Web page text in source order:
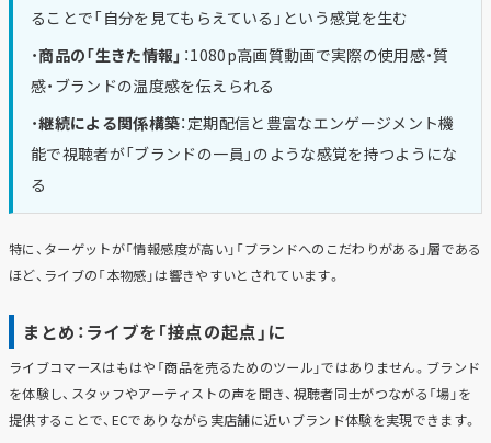
ることで「自分を見てもらえている」という感覚を生む
・商品の「生きた情報」 ：1080p高画質動画で実際の使用感・質
感・ブランドの温度感を伝えられる
・継続による関係構築：定期配信と豊富なエンゲージメント機
能で視聴者が「ブランドの一員」のような感覚を持つようにな
る
特に、ターゲットが「情報感度が高い」「ブランドへのこだわりがある」層である
ほど、ライブの「本物感」は響きやすいとされています。
まとめ：ライブを「接点の起点」に
ライブコマースはもはや「商品を売るためのツール」ではありません。ブランド
を体験し、スタッフやアーティストの声を聞き、視聴者同士がつながる「場」を
提供することで、ECでありながら実店舗に近いブランド体験を実現できます。